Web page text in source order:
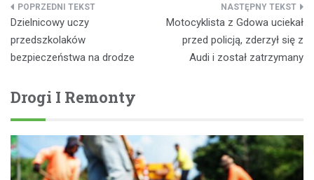
Nawigacja
wpisu
Dzielnicowy uczy
przedszkolaków
bezpieczeństwa na drodze
Motocyklista z Gdowa uciekał
przed policją, zderzył się z
Audi i został zatrzymany
Drogi I Remonty